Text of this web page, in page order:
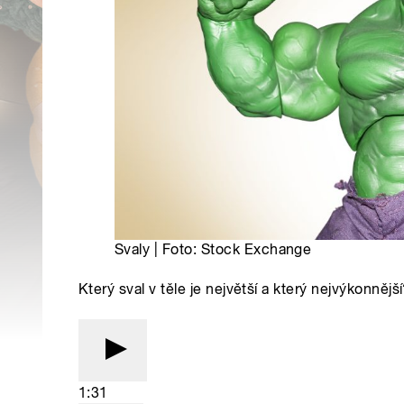
Svaly | Foto: Stock Exchange
Který sval v těle je největší a který
1:31